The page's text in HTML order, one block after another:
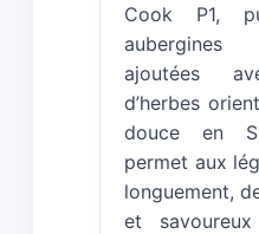
Cook P1,
ajoutées
d’herbes
douce en
permet aux
longuement,
et